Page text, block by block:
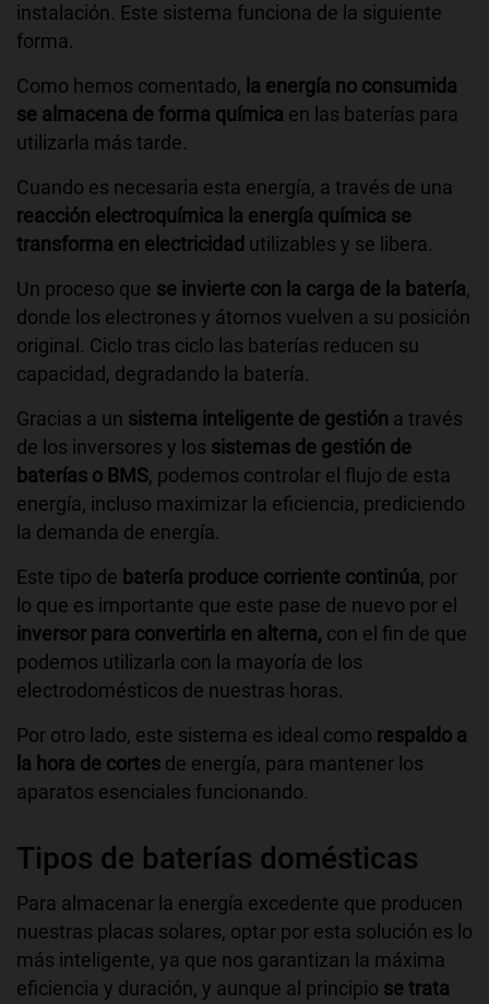
instalación. Este sistema funciona de la siguiente
forma.
Como hemos comentado, la energía no consumida
se almacena de forma química en las baterías para
utilizarla más tarde.
Cuando es necesaria esta energía, a través de una
reacción electroquímica la energía química se
transforma en electricidad utilizables y se libera.
Un proceso que se invierte con la carga de la batería,
donde los electrones y átomos vuelven a su posición
original. Ciclo tras ciclo las baterías reducen su
capacidad, degradando la batería.
Gracias a un sistema inteligente de gestión a través
de los inversores y los sistemas de gestión de
baterías o BMS, podemos controlar el flujo de esta
energía, incluso maximizar la eficiencia, prediciendo
la demanda de energía.
Este tipo de batería produce corriente continúa, por
lo que es importante que este pase de nuevo por el
inversor para convertirla en alterna, con el fin de que
podemos utilizarla con la mayoría de los
electrodomésticos de nuestras horas.
Por otro lado, este sistema es ideal como respaldo a
la hora de cortes de energía, para mantener los
aparatos esenciales funcionando.
Tipos de baterías domésticas
Para almacenar la energía excedente que producen
nuestras placas solares, optar por esta solución es lo
más inteligente, ya que nos garantizan la máxima
eficiencia y duración, y aunque al principio se trata